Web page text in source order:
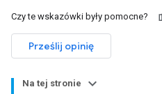
Czy te wskazówki były pomocne?
Prześlij opinię
Na tej stronie